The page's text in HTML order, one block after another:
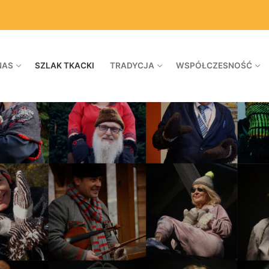
SZLAK TKACKI TRADYCJA WSPÓŁCZESNOŚĆ